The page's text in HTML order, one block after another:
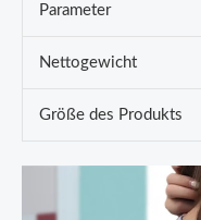
Parameter
Nettogewicht
Größe des Produkts